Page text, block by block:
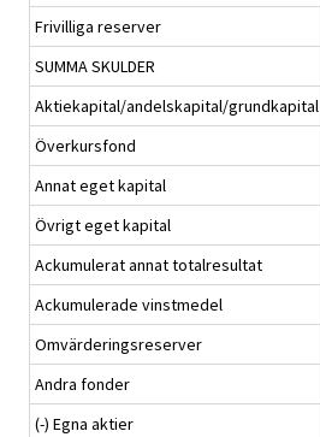
Frivilliga reserver
SUMMA SKULDER
Aktiekapital/andelskapital/grundkapital
Överkursfond
Annat eget kapital
Övrigt eget kapital
Ackumulerat annat totalresultat
Ackumulerade vinstmedel
Omvärderingsreserver
Andra fonder
(-) Egna aktier